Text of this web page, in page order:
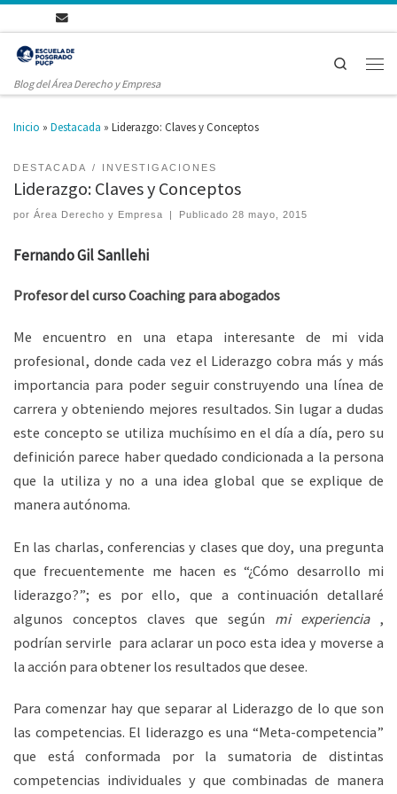
Blog del Área Derecho y Empresa
Search
Inicio » Destacada » Liderazgo: Claves y Conceptos
DESTACADA INVESTIGACIONES
Liderazgo: Claves y Conceptos
por Área Derecho y Empresa | Publicado28 mayo, 2015
Fernando Gil Sanllehi
Profesor del curso Coaching para abogados
Me encuentro en una etapa interesante de mi vida
profesional, donde cada vez el Liderazgo cobra más y más
importancia para poder seguir construyendo una línea de
carrera y obteniendo mejores resultados. Sin lugar a dudas
este concepto se utiliza muchísimo en el día a día, pero su
definición parece haber quedado condicionada a la persona
que la utiliza y no a una idea global que se explique de
manera autónoma.
En las charlas, conferencias y clases que doy, una pregunta
que frecuentemente me hacen es “¿Cómo desarrollo mi
liderazgo?”; es por ello, que a continuación detallaré
algunos conceptos claves que según mi experiencia ,
podrían servirle para aclarar un poco esta idea y moverse a
la acción para obtener los resultados que desee.
Para comenzar hay que separar al Liderazgo de lo que son
las competencias. El liderazgo es una “Meta-competencia”
que está conformada por la sumatoria de distintas
competencias individuales y que combinadas de manera